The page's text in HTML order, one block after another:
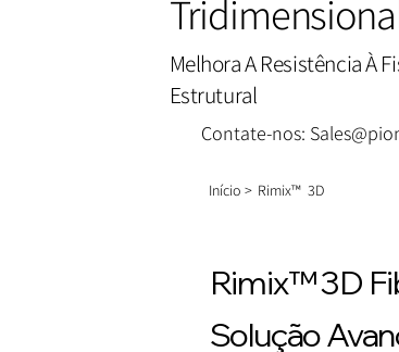
Melhora A Resistência À
Estrutural
Contate-nos:
Início > Rimix™ 3D
Rimix™ 3D
Solução